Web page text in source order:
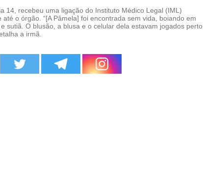
14, recebeu uma ligação do Instituto Médico Legal (IML)
o órgão. “[A Pâmela] foi encontrada sem vida, boiando em
sutiã. O blusão, a blusa e o celular dela estavam jogados perto
a irmã.